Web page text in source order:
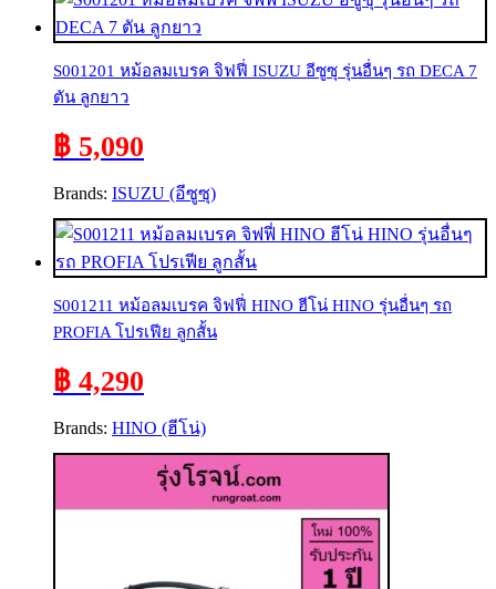
S001201 หม้อลมเบรค จิฟฟี่ ISUZU อีซูซุ รุ่นอื่นๆ รถ DECA 7
ตัน ลูกยาว
฿ 5,090
Brands: ISUZU (อีซูซุ)
S001211 หม้อลมเบรค จิฟฟี่ HINO ฮีโน่ HINO รุ่นอื่นๆ รถ
PROFIA โปรเฟีย ลูกสั้น
฿ 4,290
Brands: HINO (ฮีโน่)